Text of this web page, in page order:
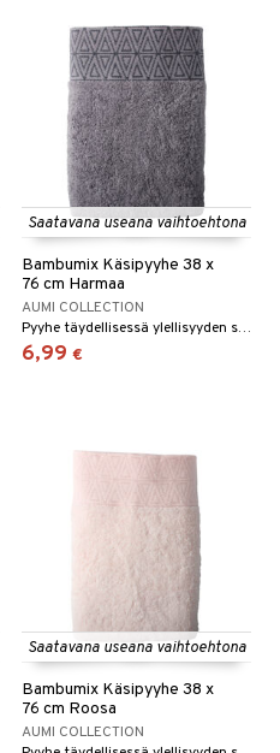
Saatavana useana vaihtoehtona
Bambumix Käsipyyhe 38 x
76 cm Harmaa
AUMI COLLECTION
Pyyhe täydellisessä ylellisyyden sekoituksessa.
6,99 €
Saatavana useana vaihtoehtona
Bambumix Käsipyyhe 38 x
76 cm Roosa
AUMI COLLECTION